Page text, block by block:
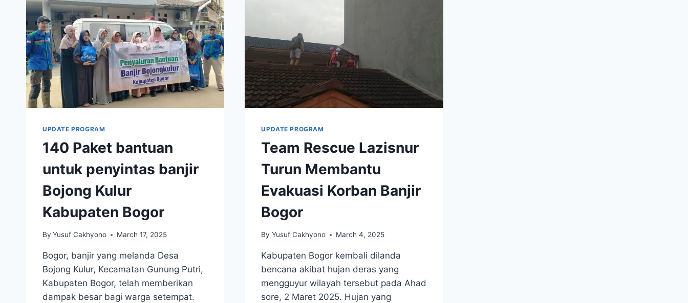
UPDATE PROGRAM
140 Paket bantuan
untuk penyintas banjir
Bojong Kulur
Kabupaten Bogor
By Yusuf Cakhyono March 17, 2025
Bogor, banjir yang melanda Desa
Bojong Kulur, Kecamatan Gunung Putri,
Kabupaten Bogor, telah memberikan
dampak besar bagi warga setempat.
UPDATE PROGRAM
Team Rescue Lazisnur
Turun Membantu
Evakuasi Korban Banjir
Bogor
By Yusuf Cakhyono March 4, 2025
Kabupaten Bogor kembali dilanda
bencana akibat hujan deras yang
mengguyur wilayah tersebut pada Ahad
sore, 2 Maret 2025. Hujan yang